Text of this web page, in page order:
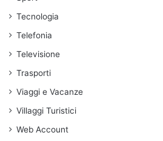
Tecnologia
Telefonia
Televisione
Trasporti
Viaggi e Vacanze
Villaggi Turistici
Web Account